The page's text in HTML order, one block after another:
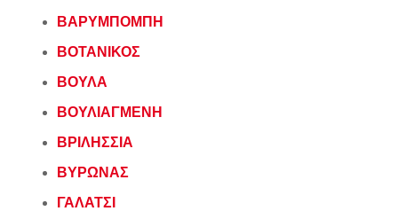
ΒΑΡΥΜΠΟΜΠΗ
ΒΟΤΑΝΙΚΟΣ
ΒΟΥΛΑ
ΒΟΥΛΙΑΓΜΕΝΗ
ΒΡΙΛΗΣΣΙΑ
ΒΥΡΩΝΑΣ
ΓΑΛΑΤΣΙ